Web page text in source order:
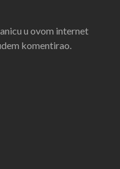
u ovom internet
komentirao.